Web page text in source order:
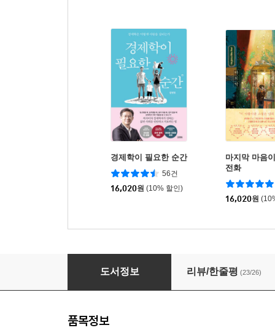
경제학이 필요한 순간
56건
16,020원 (10% 할인)
마지막 마음
전화
16,020원
지하철이 무섭다고 퇴사할 순 없잖아
도서정보 리뷰/한줄평 (23/26)
품목정보